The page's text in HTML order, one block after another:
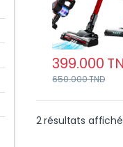
399.000
650.000TND
2 résultats